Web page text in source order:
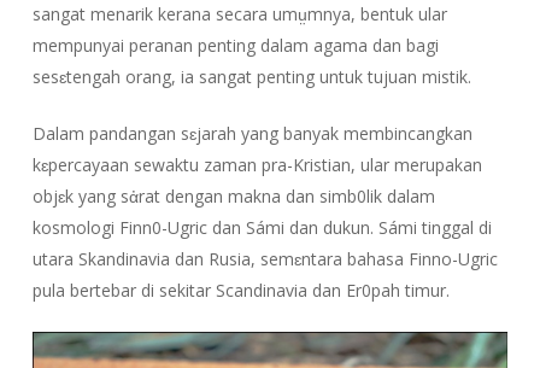
sangat menarik kerana secara umṳmnya, bentuk ular
mempunyai peranan penting dalam agama dan bagi
sesɛtengah orang, ia sangat penting untuk tujuan mistik.
Dalam pandangan sɛjarah yang banyak membincangkan
kɛpercayaan sewaktu zaman pra-Kristian, ular merupakan
objɛk yang sἀrat dengan makna dan simb0lik dalam
kosmologi Finn0-Ugric dan Sámi dan dukun. Sámi tinggal di
utara Skandinavia dan Rusia, semɛntara bahasa Finno-Ugric
pula bertebar di sekitar Scandinavia dan Er0pah timur.